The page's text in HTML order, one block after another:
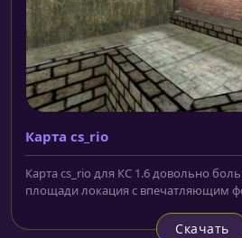
Карта cs_rio
Карта cs_rio для КС 1.6 довольно
площади локация с впечатляющим
Скачать